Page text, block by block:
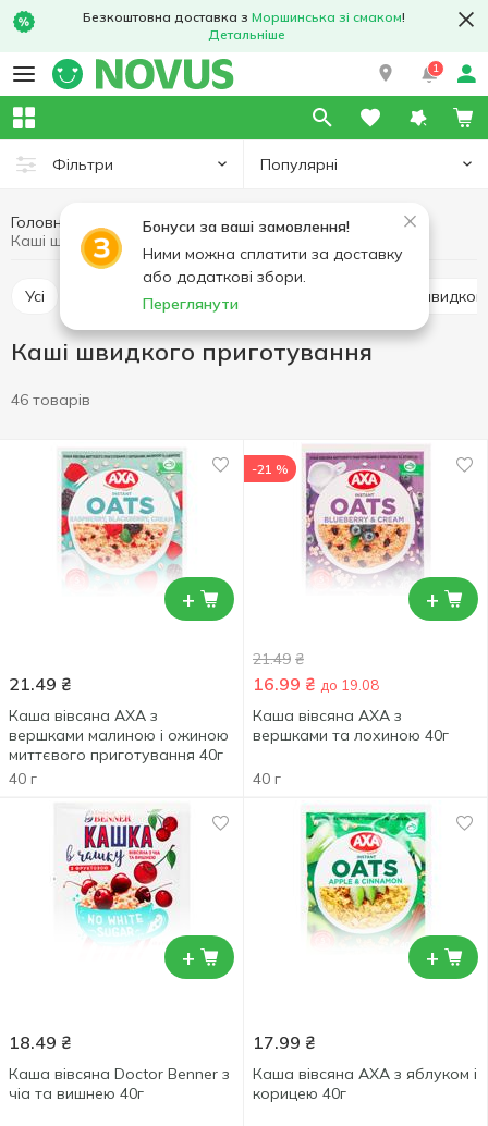
Безкоштовна доставка з Моршинська зі смаком!
Детальніше
1
Фільтри Популярні
Бонуси за ваші замовлення!
Ними можна сплатити за доставку
або додаткові збори.
Переглянути
Головна Бакалія Продукти швидкого приготування
Усі Локшина швидкого приготування Пюре
Каші швидкого приготування
46 товарів
+
21.49 ₴
Каша вівсяна AXA з
вершками малиною і ожиною
миттєвого приготування 40г
40 г
+
-21 %
21.49 ₴
16.99 ₴ до 19.08
Каша вівсяна АХА з
вершками та лохиною 40г
40 г
+
18.49 ₴
Каша вівсяна Doctor Benner з
чіа та вишнею 40г
+
17.99 ₴
Каша вівсяна АХА з яблуком і
корицею 40г